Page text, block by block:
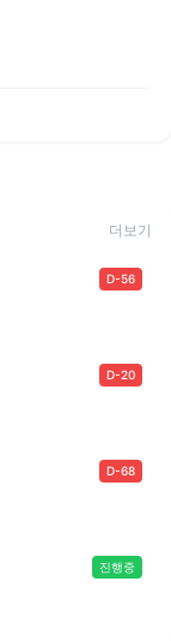
더보기
D-56
D-20
D-68
진행중